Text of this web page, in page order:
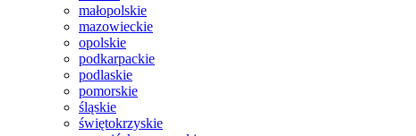
małopolskie
mazowieckie
opolskie
podkarpackie
podlaskie
pomorskie
śląskie
świętokrzyskie